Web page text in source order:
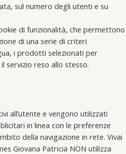
sul numero degli utenti e su
di funzionalità, che permettono
di una serie di criteri
i prodotti selezionati per
servizio reso allo stesso.
all’utente e vengono utilizzati
in linea con le preferenze
della navigazione in rete. Vivai
Giovana Patricia NON utilizza